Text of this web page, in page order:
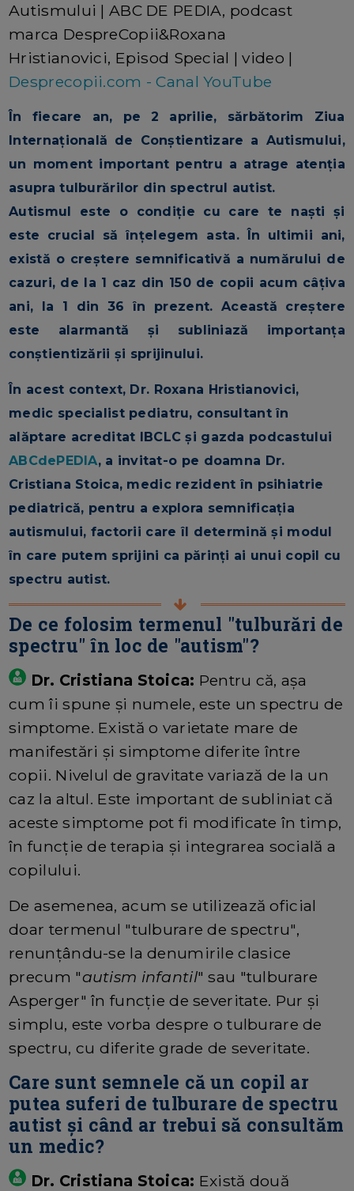
Autismului | ABC DE PEDIA, podcast
marca DespreCopii&Roxana
Hristianovici, Episod Special | video |
Desprecopii.com - Canal YouTube
În fiecare an, pe 2 aprilie, sărbătorim Ziua
Internațională de Conștientizare a Autismului,
un moment important pentru a atrage atenția
asupra tulburărilor din spectrul autist.
Autismul este o condiție cu care te naști și
este crucial să înțelegem asta. În ultimii ani,
există o creștere semnificativă a numărului de
cazuri, de la 1 caz din 150 de copii acum câțiva
ani, la 1 din 36 în prezent. Această creștere
este alarmantă și subliniază importanța
conștientizării și sprijinului.
În acest context, Dr. Roxana Hristianovici,
medic specialist pediatru, consultant în
alăptare acreditat IBCLC și gazda podcastului
ABCdePEDIA, a invitat-o pe doamna Dr.
Cristiana Stoica, medic rezident în psihiatrie
pediatrică, pentru a explora semnificația
autismului, factorii care îl determină și modul
în care putem sprijini ca părinți ai unui copil cu
spectru autist.
De ce folosim termenul "tulburări de
spectru" în loc de "autism"?
Dr. Cristiana Stoica: Pentru că, așa
cum îi spune și numele, este un spectru de
simptome. Există o varietate mare de
manifestări și simptome diferite între
copii. Nivelul de gravitate variază de la un
caz la altul. Este important de subliniat că
aceste simptome pot fi modificate în timp,
în funcție de terapia și integrarea socială a
copilului.
De asemenea, acum se utilizează oficial
doar termenul "tulburare de spectru",
renunțându-se la denumirile clasice
precum "autism infantil" sau "tulburare
Asperger" în funcție de severitate. Pur și
simplu, este vorba despre o tulburare de
spectru, cu diferite grade de severitate.
Care sunt semnele că un copil ar
putea suferi de tulburare de spectru
autist și când ar trebui să consultăm
un medic?
Dr. Cristiana Stoica: Există două